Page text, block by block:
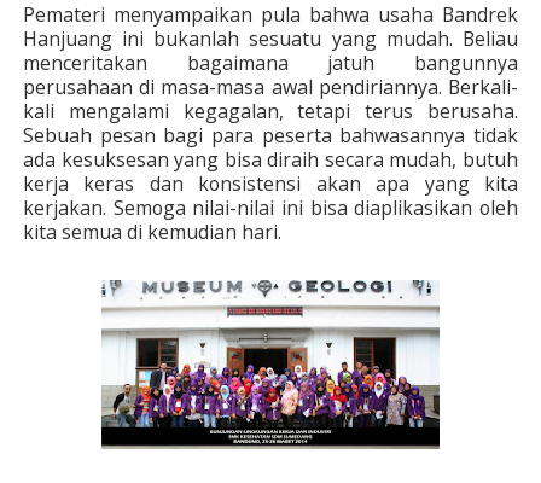
Pemateri menyampaikan pula bahwa usaha Bandrek
Hanjuang ini bukanlah sesuatu yang mudah. Beliau
menceritakan bagaimana jatuh bangunnya
perusahaan di masa-masa awal pendiriannya. Berkali-
kali mengalami kegagalan, tetapi terus berusaha.
Sebuah pesan bagi para peserta bahwasannya tidak
ada kesuksesan yang bisa diraih secara mudah, butuh
kerja keras dan konsistensi akan apa yang kita
kerjakan. Semoga nilai-nilai ini bisa diaplikasikan oleh
kita semua di kemudian hari.